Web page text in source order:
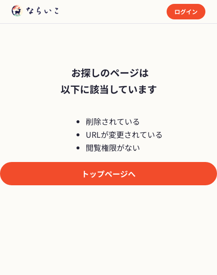
ログイン
以下に該当しています
削除されている
URLが変更されている
閲覧権限がない
トップページへ